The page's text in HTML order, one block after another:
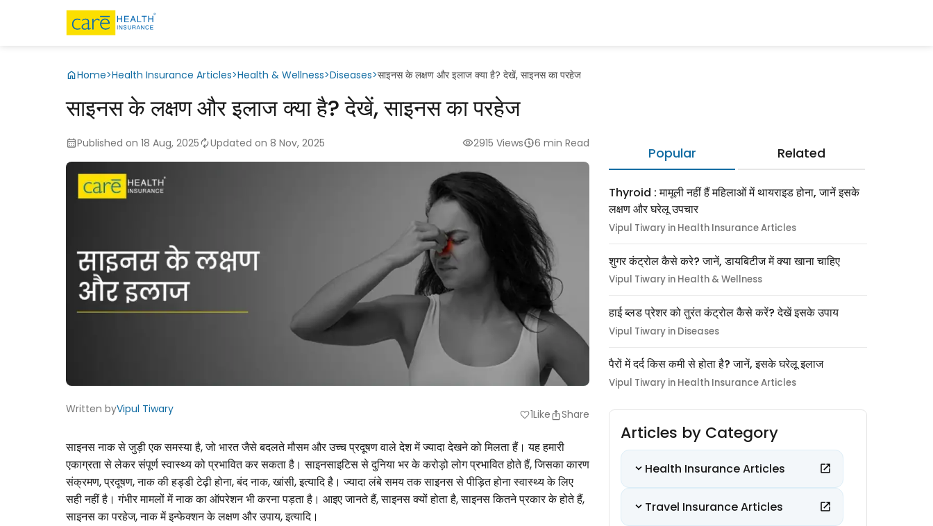
Home>Health Insurance Articles>Health & Wellness>Diseases>साइनस के लक्षण और इलाज क्या है? देखें, साइनस का परहेज
साइनस के लक्षण और इलाज क्या है? देखें, साइनस का परहेज
Published on 18 Aug, 2025 Updated on 8 Nov, 2025 2915 Views 6 min Read
Written byVipul Tiwary favorite1Like Share
साइनस नाक से जुड़ी एक समस्या है, जो भारत जैसे बदलते मौसम और उच्च प्रदूषण वाले देश में ज्यादा देखने को मिलता हैं। यह हमारी
एकाग्रता से लेकर संपूर्ण स्वास्थ्य को प्रभावित कर सकता है। साइनसाइटिस से दुनिया भर के करोड़ो लोग प्रभावित होते हैं, जिसका कारण
संक्रमण, प्रदूषण, नाक की हड्डी टेढ़ी होना, बंद नाक, खांसी, इत्यादि है। ज्यादा लंबे समय तक साइनस से पीड़ित होना स्वास्थ्य के लिए
सही नहीं है। गंभीर मामलों में नाक का ऑपरेशन भी करना पड़ता है। आइए जानते हैं, साइनस क्यों होता है, साइनस कितने प्रकार के होते हैं,
साइनस का परहेज, नाक में इन्फेक्शन के लक्षण और उपाय, इत्यादि।
Popular Related
Thyroid : मामूली नहीं हैं महिलाओं में थायराइड होना, जानें इसके
लक्षण और घरेलू उपचार
Vipul Tiwary in Health Insurance Articles
शुगर कंट्रोल कैसे करे? जानें, डायबिटीज में क्या खाना चाहिए
Vipul Tiwary in Health & Wellness
हाई ब्लड प्रेशर को तुरंत कंट्रोल कैसे करें? देखें इसके उपाय
Vipul Tiwary in Diseases
पैरों में दर्द किस कमी से होता है? जानें, इसके घरेलू इलाज
Vipul Tiwary in Health Insurance Articles
Articles by Category
Health Insurance Articles
Travel Insurance Articles